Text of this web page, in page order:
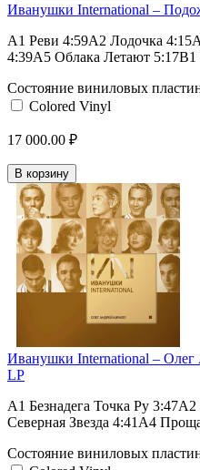
Иванушки International –
A1 Реви 4:59A2 Лодочка
4:39A5 Облака Летают 5:17B1
Состояние виниловых
Colored Vinyl
17 000.00 ₽
В корзину
Иванушки International –
LP
A1 Безнадега Точка Ру
Северная Звезда 4:41A4
Состояние виниловых